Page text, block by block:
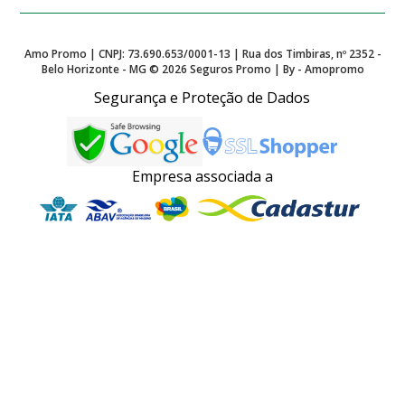
Amo Promo | CNPJ: 73.690.653/0001-13 | Rua dos Timbiras, nº 2352 -
Belo Horizonte - MG © 2026 Seguros Promo | By - Amopromo
Segurança e Proteção de Dados
Empresa associada a